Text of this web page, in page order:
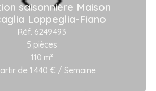
saisonnière Maison
Loppeglia-Fiano
Réf. 6249493
5 pièces
110 m²
de 1 440 € / Semaine